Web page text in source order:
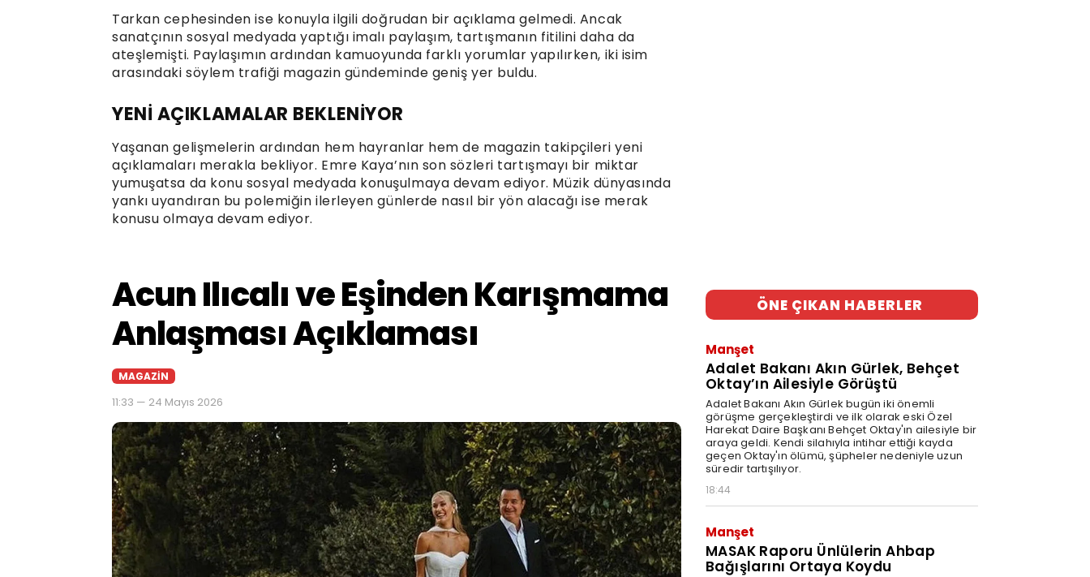
Tarkan cephesinden ise konuyla ilgili doğrudan bir açıklama gelmedi. Ancak
sanatçının sosyal medyada yaptığı imalı paylaşım, tartışmanın fitilini daha da
ateşlemişti. Paylaşımın ardından kamuoyunda farklı yorumlar yapılırken, iki isim
arasındaki söylem trafiği magazin gündeminde geniş yer buldu.
YENİ AÇIKLAMALAR BEKLENİYOR
Yaşanan gelişmelerin ardından hem hayranlar hem de magazin takipçileri yeni
açıklamaları merakla bekliyor. Emre Kaya’nın son sözleri tartışmayı bir miktar
yumuşatsa da konu sosyal medyada konuşulmaya devam ediyor. Müzik dünyasında
yankı uyandıran bu polemiğin ilerleyen günlerde nasıl bir yön alacağı ise merak
konusu olmaya devam ediyor.